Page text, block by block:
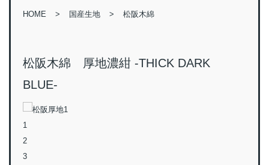
HOME 国産生地 松阪木綿
松阪木綿 厚地濃紺 -THICK DARK
BLUE-
1
2
3